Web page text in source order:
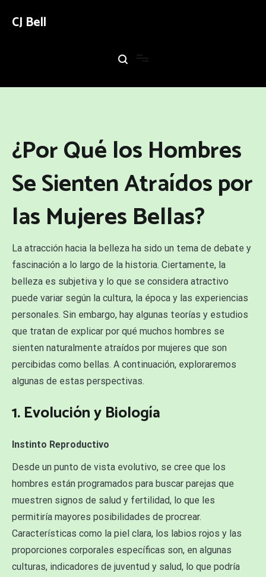
contenido
CJ Bell
¿Por Qué los Hombres
Se Sienten Atraídos por
las Mujeres Bellas?
La atracción hacia la belleza ha sido un tema de debate y
fascinación a lo largo de la historia. Ciertamente, la
belleza es subjetiva y lo que se considera atractivo
puede variar según la cultura, la época y las experiencias
personales. Sin embargo, hay algunas teorías y estudios
que tratan de explicar por qué muchos hombres se
sienten naturalmente atraídos por mujeres que son
percibidas como bellas. A continuación, exploraremos
algunas de estas perspectivas.
1. Evolución y Biología
Instinto Reproductivo
Desde un punto de vista evolutivo, se cree que los
hombres están programados para buscar parejas que
muestren signos de salud y fertilidad, lo que les
permitiría mayores posibilidades de procrear.
Características como la piel clara, los labios rojos y las
proporciones corporales específicas son, en algunas
culturas, indicadores de juventud y salud, lo que podría